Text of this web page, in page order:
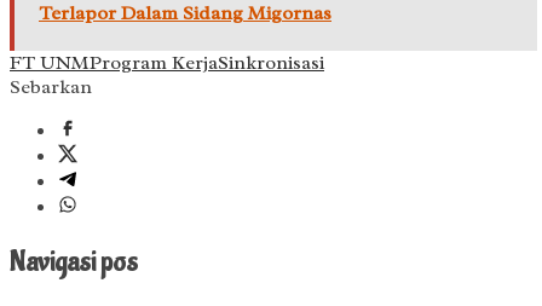
Terlapor Dalam Sidang Migornas
FT UNMProgram KerjaSinkronisasi
Sebarkan
Navigasi pos